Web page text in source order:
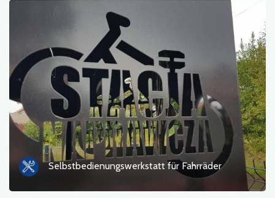
Selbstbedienungswerkstatt für Fahrräder
Achtung
Sehenswürdigkeiten
Gastronomie
Touristeninformation
Badebereiche